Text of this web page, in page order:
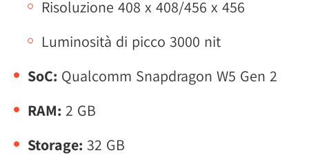
Risoluzione 408 x 408/456 x 456
Luminosità di picco 3000 nit
SoC: Qualcomm Snapdragon W5 Gen 2
RAM: 2 GB
Storage: 32 GB